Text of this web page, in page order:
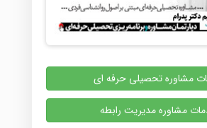
مشاوره تحصیلی حرفه ای
مشاوره مدیریت رابطه